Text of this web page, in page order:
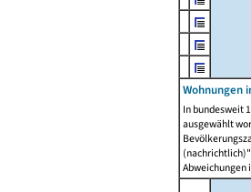
Wohnungen
In bundesweit
ausgewählt
Abweichungen